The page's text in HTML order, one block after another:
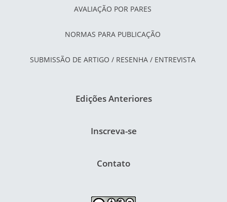
AVALIAÇÃO POR PARES
NORMAS PARA PUBLICAÇÃO
SUBMISSÃO DE ARTIGO / RESENHA / ENTREVISTA
Edições Anteriores
Inscreva-se
Contato